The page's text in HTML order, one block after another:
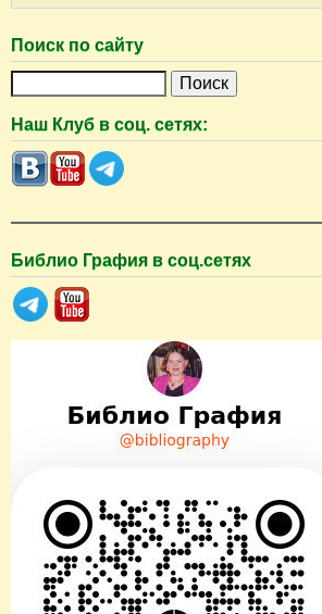
Поиск по сайту
и
с
к
Наш Клуб в соц. сетях:
Библио Графия в соц.сетях